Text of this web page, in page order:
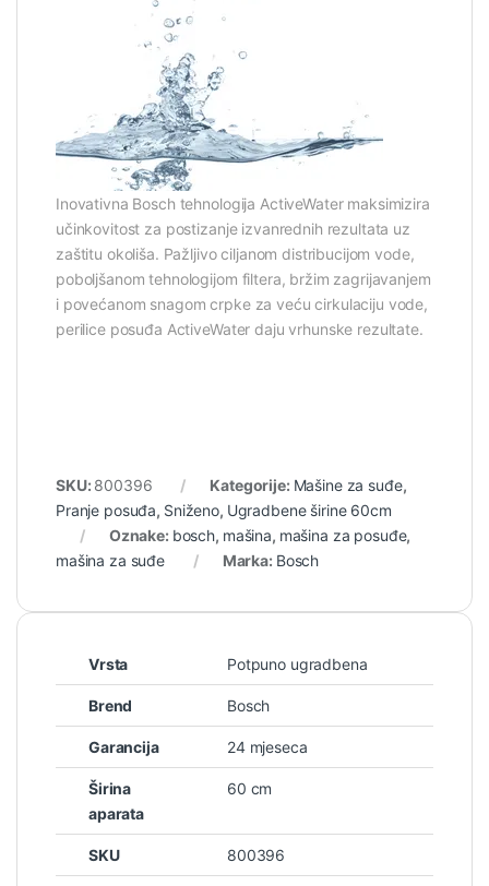
Inovativna Bosch tehnologija ActiveWater maksimizira
učinkovitost za postizanje izvanrednih rezultata uz
zaštitu okoliša. Pažljivo ciljanom distribucijom vode,
poboljšanom tehnologijom filtera, bržim zagrijavanjem
i povećanom snagom crpke za veću cirkulaciju vode,
perilice posuđa ActiveWater daju vrhunske rezultate.
SKU: 800396 Kategorije: Mašine za suđe,
Pranje posuđa, Sniženo, Ugradbene širine 60cm
Oznake: bosch, mašina, mašina za posuđe,
mašina za suđe
Marka: Bosch
Vrsta Potpuno ugradbena
Brend Bosch
Garancija 24 mjeseca
Širina
aparata
60 cm
SKU 800396